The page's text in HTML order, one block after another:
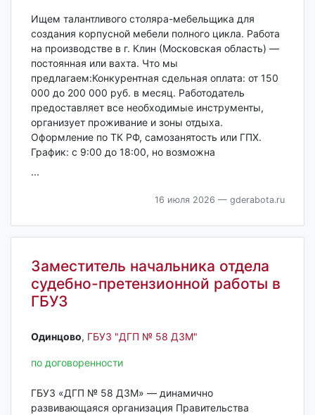
Ищем талантливого столяра-мебельщика для
создания корпусной мебели полного цикла. Работа
на производстве в г. Клин (Московская область) —
постоянная или вахта. Что мы
предлагаем:Конкурентная сдельная оплата: от 150
000 до 200 000 руб. в месяц. Работодатель
предоставляет все необходимые инструменты,
организует проживание и зоны отдыха.
Оформление по ТК РФ, самозанятость или ГПХ.
График: с 9:00 до 18:00, но возможна
...
16 июля 2026 — gderabota.ru
Заместитель начальника отдела
судебно-претензионной работы в
ГБУЗ
Одинцово‎, ГБУЗ "ДГП № 58 ДЗМ"
по договоренности
ГБУЗ «ДГП № 58 ДЗМ» — динамично
развивающаяся организация Правительства